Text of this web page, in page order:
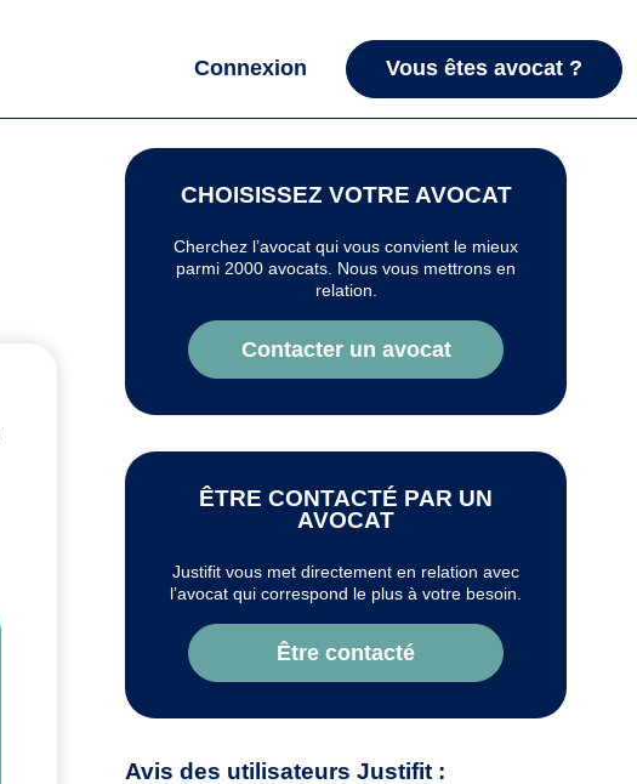
Connexion Vous êtes avocat ?
CHOISISSEZ VOTRE AVOCAT
Cherchez l’avocat qui vous convient le mieux
parmi 2000 avocats. Nous vous mettrons en
relation.
Contacter un avocat
ÊTRE CONTACTÉ PAR UN
AVOCAT
Justifit vous met directement en relation avec
l’avocat qui correspond le plus à votre besoin.
Être contacté
Avis des utilisateurs Justifit :